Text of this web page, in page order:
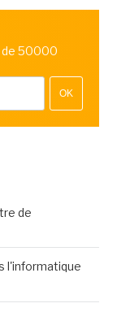
de 50000
OK
de
l'informatique